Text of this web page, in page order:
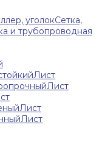
уголокСетка,
и трубопроводная
Лист
Лист
Лист
Лист